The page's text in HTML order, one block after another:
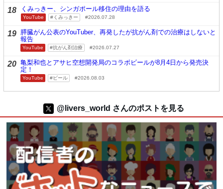
18 くみっきー、シンガポール移住の理由を語る
YouTube くみっきー 2026.07.28
19 膵臓がん公表のYouTuber、再発したが抗がん剤での治療はしないと
報告
YouTube 抗がん剤治療 2026.07.27
20 亀梨和也とアサヒ空想開発局のコラボビールが8月4日から発売決
定！
YouTube ビール 2026.08.03
@livers_world さんのポストを見る